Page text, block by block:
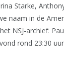
Starke,
naam in de
NSJ-archief:
rond 23:30